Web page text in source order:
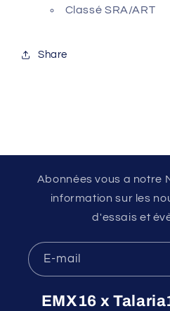
Classé SRA/ART
Share
Abonnées vous a notre
information sur les
d'essais et
E-mail
EMX16 x